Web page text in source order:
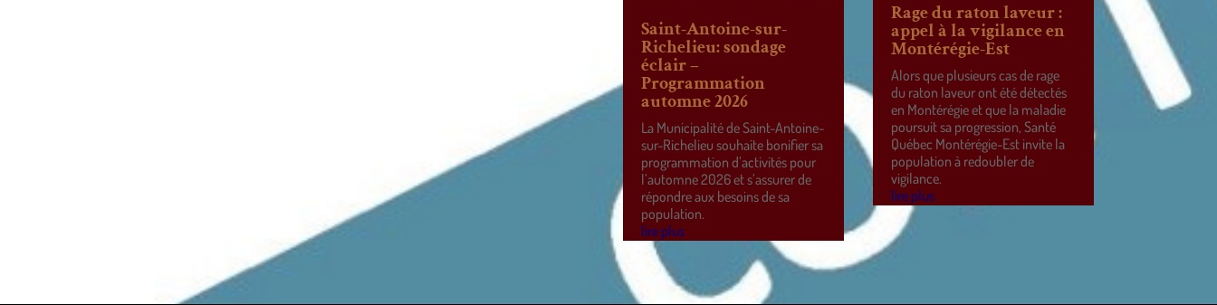
Saint-Antoine-sur-
Richelieu: sondage
éclair –
Programmation
automne 2026
La Municipalité de Saint-Antoine-
sur-Richelieu souhaite bonifier sa
programmation d’activités pour
l’automne 2026 et s’assurer de
répondre aux besoins de sa
population.
lire plus
Rage du raton laveur :
appel à la vigilance en
Montérégie-Est
Alors que plusieurs cas de rage
du raton laveur ont été détectés
en Montérégie et que la maladie
poursuit sa progression, Santé
Québec Montérégie-Est invite la
population à redoubler de
vigilance.
lire plus